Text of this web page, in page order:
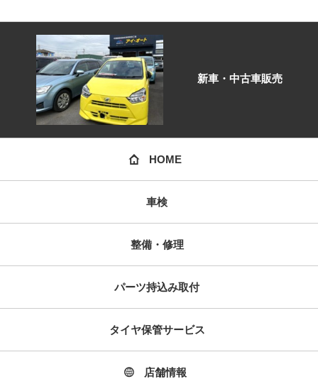
新車・中古車販売
HOME
車検
整備・修理
パーツ持込み取付
タイヤ保管サービス
店舗情報